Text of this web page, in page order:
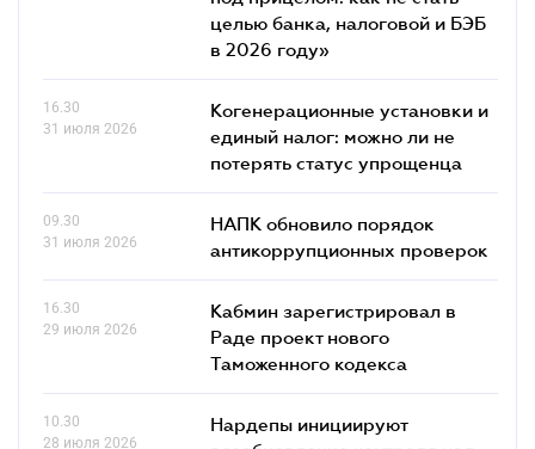
целью банка, налоговой и БЭБ
в 2026 году»
16.30
31 июля 2026
Когенерационные установки и
единый налог: можно ли не
потерять статус упрощенца
09.30
31 июля 2026
НАПК обновило порядок
антикоррупционных проверок
16.30
29 июля 2026
Кабмин зарегистрировал в
Раде проект нового
Таможенного кодекса
10.30
28 июля 2026
Нардепы инициируют